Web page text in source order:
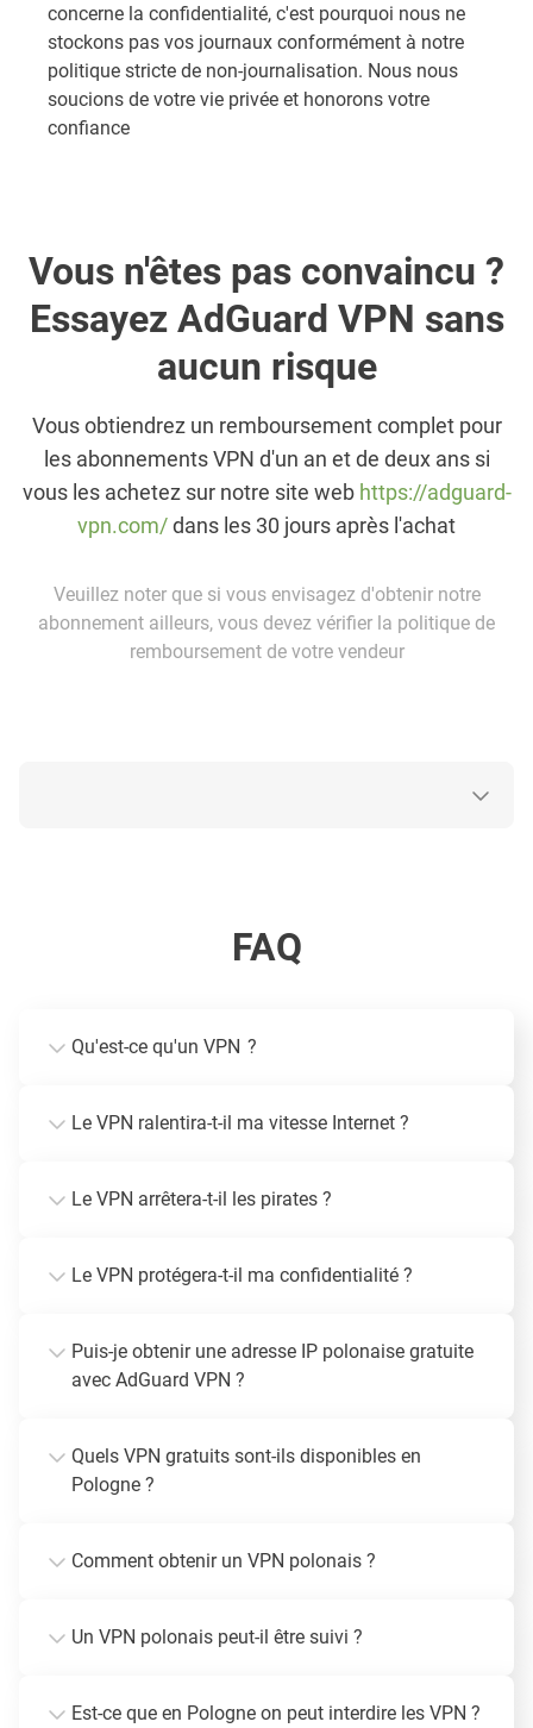
concerne la confidentialité, c'est pourquoi nous ne
stockons pas vos journaux conformément à notre
politique stricte de non-journalisation. Nous nous
soucions de votre vie privée et honorons votre
confiance
Vous n'êtes pas convaincu ?
Essayez AdGuard VPN sans
aucun risque
Vous obtiendrez un remboursement complet pour
les abonnements VPN d'un an et de deux ans si
vous les achetez sur notre site web https://adguard-
vpn.com/dans les 30 jours après l'achat
Veuillez noter que si vous envisagez d'obtenir notre
abonnement ailleurs, vous devez vérifier la politique de
remboursement de votre vendeur
FAQ
Qu'est-ce qu'un VPN ?
Le VPN ralentira-t-il ma vitesse Internet ?
Le VPN arrêtera-t-il les pirates ?
Le VPN protégera-t-il ma confidentialité ?
Puis-je obtenir une adresse IP polonaise gratuite
avec AdGuard VPN ?
Quels VPN gratuits sont-ils disponibles en
Pologne ?
Comment obtenir un VPN polonais ?
Un VPN polonais peut-il être suivi ?
Est-ce que en Pologne on peut interdire les VPN ?